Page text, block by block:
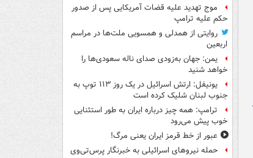
موج تهدید علیه قضات آمریکایی پس از صدور
حکم علیه ترامپ
روایتی از همدلی و همسویی ملت‌ها در مراسم
اربعین
یمن: جهان به‌زودی صدای ناله سعودی‌ها را
خواهد شنید
یونیفل: ارتش اسرائیل در یک روز ۱۱۳ توپ به
جنوب لبنان شلیک کرده است
ترامپ: همه چیز درباره ایران به طور استثنایی
خوب پیش می‌رود
عبور از خط قرمز ایران یعنی مرگ!
حمله نیروهای اسرائیلی به خبرنگار پرس‌تی‌وی